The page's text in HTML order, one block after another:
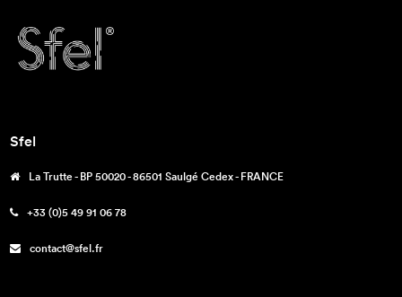
Sfel
La Trutte - BP 50020 - 86501 Saulgé Cedex - FRANCE
+33 (0)5 49 91 06 78
contact@sfel.fr